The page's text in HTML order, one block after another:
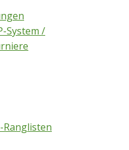
System /
Ranglisten